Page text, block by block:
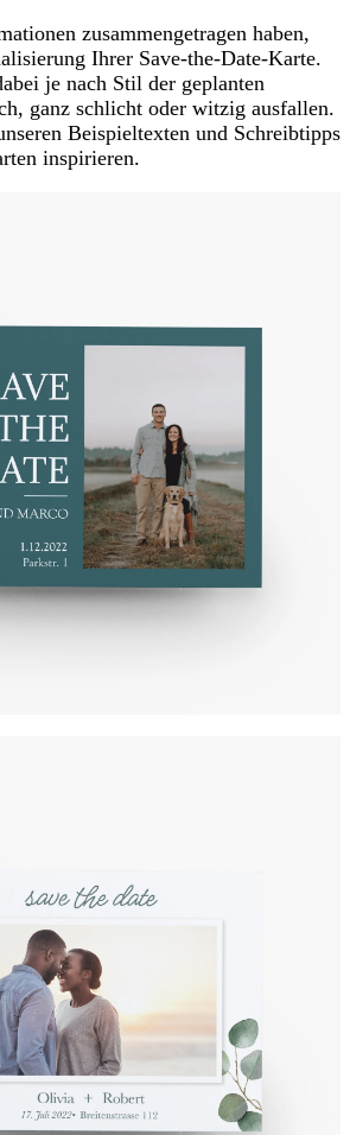
zusammengetragen haben,
Ihrer Save-the-Date-Karte.
je nach Stil der geplanten
ganz schlicht oder witzig ausfallen.
Beispieltexten und Schreibtipps
inspirieren.